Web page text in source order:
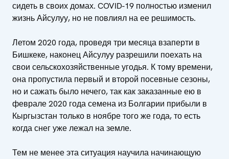
сидеть в своих домах. COVID-19 полностью изменил
жизнь Айсулуу, но не повлиял на ее решимость.
Летом 2020 года, проведя три месяца взаперти в
Бишкеке, наконец Айсулуу разрешили поехать на
свои сельскохозяйственные угодья. К тому времени,
она пропустила первый и второй посевные сезоны,
но и сажать было нечего, так как заказанные ею в
феврале 2020 года семена из Болгарии прибыли в
Кыргызстан только в ноябре того же года, то есть
когда снег уже лежал на земле.
Тем не менее эта ситуация научила начинающую